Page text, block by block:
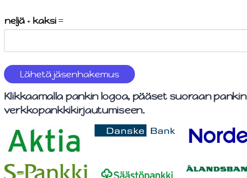
neljä+ kaksi=
Lähetä jäsenhakemus
Klikkaamalla pankin logoa, pääset suoraan pankin
verkkopankkikirjautumiseen.